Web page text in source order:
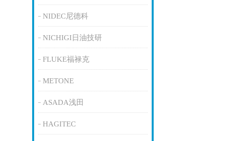
NIDEC尼德科
NICHIGI日油技研
FLUKE福禄克
METONE
ASADA浅田
HAGITEC